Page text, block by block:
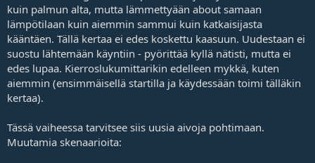
kuin palmun alta, mutta lämmettyään about samaan
lämpötilaan kuin aiemmin sammui kuin katkaisijasta
kääntäen. Tällä kertaa ei edes koskettu kaasuun. Uudestaan ei
suostu lähtemään käyntiin - pyörittää kyllä nätisti, mutta ei
edes lupaa. Kierroslukumittarikin edelleen mykkä, kuten
aiemmin (ensimmäisellä startilla ja käydessään toimi tälläkin
kertaa).
Tässä vaiheessa tarvitsee siis uusia aivoja pohtimaan.
Muutamia skenaarioita: